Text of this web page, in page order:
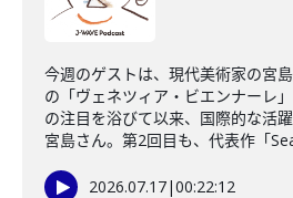
今週のゲストは、現代美術家の宮
の「ヴェネツィア・ビエンナーレ
の注目を浴びて以来、国際的な活
宮島さん。第2回目も、代表作「
2026.07.17|00:22:12